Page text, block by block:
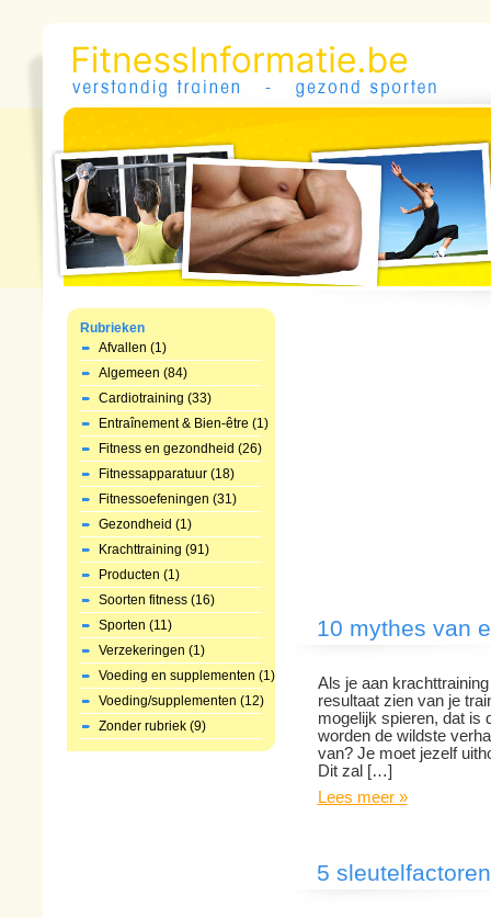
Rubrieken
Afvallen (1)
Algemeen (84)
Cardiotraining (33)
Entraînement & Bien-être (1)
Fitness en gezondheid (26)
Fitnessapparatuur (18)
Fitnessoefeningen (31)
Gezondheid (1)
Krachttraining (91)
Producten (1)
Soorten fitness (16)
Sporten (11)
Verzekeringen (1)
Voeding en supplementen (1)
Voeding/supplementen (12)
Zonder rubriek (9)
10 mythes van
Als je aan
resultaat zien van je
mogelijk spieren, dat is
worden de wildste
van? Je moet jezelf
Dit zal […]
Lees meer »
5